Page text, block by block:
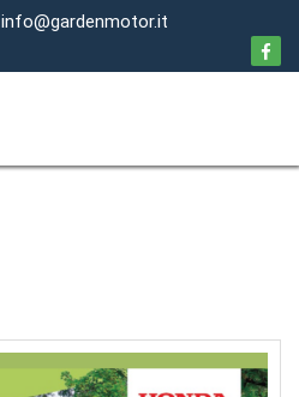
info@gardenmotor.it